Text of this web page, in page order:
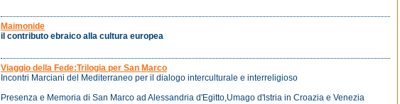
Maimonide
il contributo ebraico alla cultura europea
Viaggio della Fede:Trilogia per San Marco
Incontri Marciani del Mediterraneo per il dialogo interculturale e interreligioso
Presenza e Memoria di San Marco ad Alessandria d'Egitto,Umago d'lstria in Croazia e Venezia